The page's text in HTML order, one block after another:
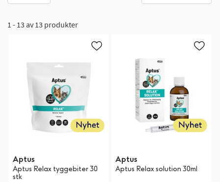
1 - 13 av 13 produkter
Aptus
Aptus Relax tyggebiter 30
stk
Aptus
Aptus Relax solution 30ml